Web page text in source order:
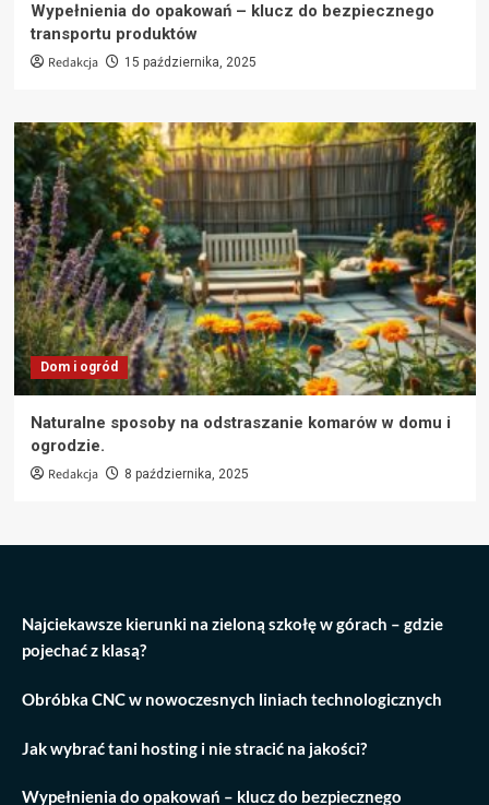
Wypełnienia do opakowań – klucz do bezpiecznego
transportu produktów
Redakcja 15 października, 2025
Dom i ogród
Naturalne sposoby na odstraszanie komarów w domu i
ogrodzie.
Redakcja 8 października, 2025
Najciekawsze kierunki na zieloną szkołę w górach – gdzie
pojechać z klasą?
Obróbka CNC w nowoczesnych liniach technologicznych
Jak wybrać tani hosting i nie stracić na jakości?
Wypełnienia do opakowań – klucz do bezpiecznego